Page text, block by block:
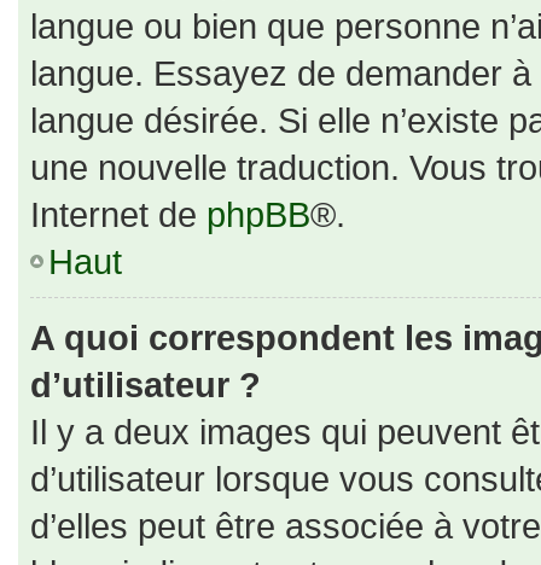
langue ou bien que personne
langue. Essayez de demander
langue désirée. Si elle n’existe
une nouvelle traduction. Vous
Internet de phpBB®.
Haut
A quoi correspondent les
d’utilisateur ?
Il y a deux images qui peuvent
d’utilisateur lorsque vous
d’elles peut être associée à